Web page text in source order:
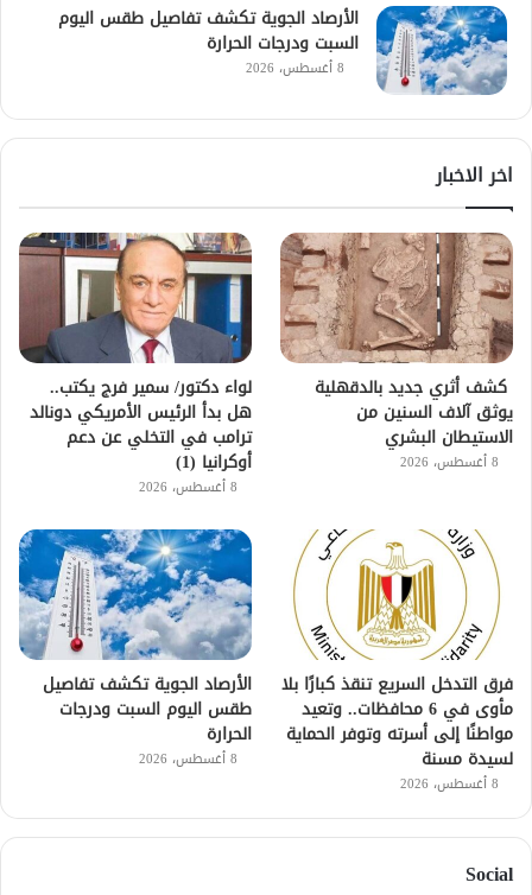
الأرصاد الجوية تكشف تفاصيل طقس اليوم
السبت ودرجات الحرارة
8 أغسطس، 2026
اخر الاخبار
كشف أثري جديد بالدقهلية
يوثق آلاف السنين من
الاستيطان البشري
8 أغسطس، 2026
لواء دكتور/ سمير فرج يكتب..
هل بدأ الرئيس الأمريكي دونالد
ترامب في التخلي عن دعم
أوكرانيا (1)
8 أغسطس، 2026
فرق التدخل السريع تنقذ كبارًا بلا
مأوى في 6 محافظات.. وتعيد
مواطنًا إلى أسرته وتوفر الحماية
لسيدة مسنة
8 أغسطس، 2026
الأرصاد الجوية تكشف تفاصيل
طقس اليوم السبت ودرجات
الحرارة
8 أغسطس، 2026
Social